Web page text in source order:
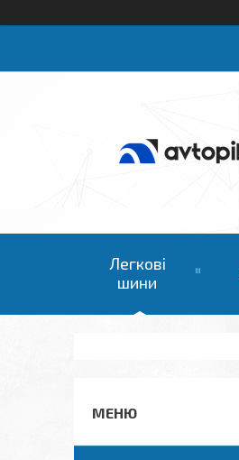
Легкові
шини